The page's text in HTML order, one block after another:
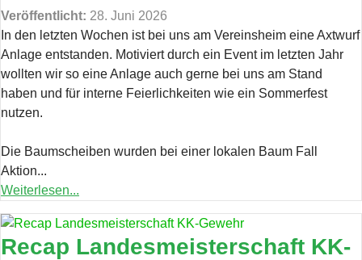
Veröffentlicht: 28. Juni 2026
In den letzten Wochen ist bei uns am Vereinsheim eine Axtwurf
Anlage entstanden. Motiviert durch ein Event im letzten Jahr
wollten wir so eine Anlage auch gerne bei uns am Stand
haben und für interne Feierlichkeiten wie ein Sommerfest
nutzen.
Die Baumscheiben wurden bei einer lokalen Baum Fall
Aktion...
Weiterlesen...
Recap Landesmeisterschaft KK-